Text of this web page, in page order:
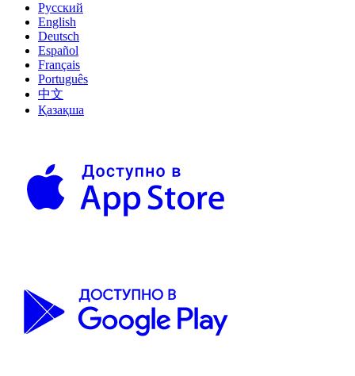
Русский
English
Deutsch
Español
Français
Português
中文
Қазақша